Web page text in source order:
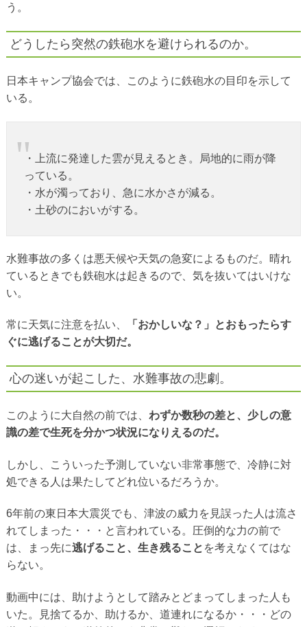
う。
どうしたら突然の鉄砲水を避けられるのか。
日本キャンプ協会では、このように鉄砲水の目印を示して
いる。
・上流に発達した雲が見えるとき。局地的に雨が降
っている。
・水が濁っており、急に水かさが減る。
・土砂のにおいがする。
水難事故の多くは悪天候や天気の急変によるものだ。晴れ
ているときでも鉄砲水は起きるので、気を抜いてはいけな
い。
常に天気に注意を払い、
「おかしいな？」とおもったらす
ぐに逃げることが大切だ。
心の迷いが起こした、水難事故の悲劇。
このように大自然の前では、 わずか数秒の差と、少しの意
識の差で生死を分かつ状況になりえるのだ。
しかし、こういった予測していない非常事態で、冷静に対
処できる人は果たしてどれ位いるだろうか。
6年前の東日本大震災でも、津波の威力を見誤った人は流さ
れてしまった・・・と言われている。圧倒的な力の前で
は、まっ先に逃げること、生き残ること を考えなくてはな
らない。
動画中には、助けようとして踏みとどまってしまった人も
いた。見捨てるか、助けるか、道連れになるか・・・どの